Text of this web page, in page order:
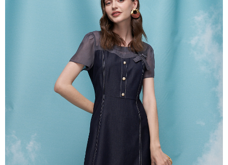
1.分期款項不併入電信帳單，「大哥付你分期」於每月結算日後寄送繳費提
2.透過簡訊連結打開帳單後，可選擇「超商條碼／台灣大直營門市／銀行轉
帳／街口支付／iPASS MONEY」等通路繳費。
1.本服務係由「台灣大哥大股份有限公司」（以下簡稱本公司）所提供，讓
用戶於交易時，得透過本服務購買商品或服務，並由商店將買賣／分期付款
買賣價金債權讓與本公司後，依約使用本公司帳單繳交帳款。
2.基於同意付款使用「大哥付你分期」之契約關係目的，商店將以您的個人
資料（包含姓名、電話或地址）提供予台灣大哥大進項蒐集、處理及利用，
由本公司與您本人進行分期帳單所需資料之確認、核對及更正。
3.完整用戶服務條款，請詳閱以下連結：
https://oppay.tw/userRule
【「AFTEE先享後付」結帳流程】
１．於結帳方式選擇「AFTEE先享後付」後，將跳轉至「AFTEE先享後付」
結帳頁面，進行簡訊認證並確認金額後，即可完成結帳。
２．訂單成立數日內，您將收到繳費通知簡訊。
３．收到繳費通知簡訊後14天內，點擊此簡訊中的連結，可透過四大超商／
ATM／網路銀行／等多元方式進行付款，方視為交易完成。
※ 請注意：結帳手續完成當下不需立刻繳費，但若您需要取消訂單，請聯絡
購買商品的店家。未經商家同意取消之訂單仍視為有效，需透過AFTEE先享
後付繳納相關費用。
※ 交易是否成功請以「AFTEE先享後付 」之結帳頁面顯示為準，若有關於
是否繳費成功／繳費後需取消欲退款等相關疑問，請聯繫「AFTEE先享後付
https://netprotections.freshdesk.com/support/home
【注意事項】
１．透過由恩沛科技股份有限公司提供之「AFTEE先享後付」服務完成之交
易，需依本服務之必要範圍內提供個人資料，並將交易相關給付款項請求債
每筆NT$120，滿NT$2,000(含以上)免運費
每筆NT$120，滿NT$2,000(含以上)免運費
每筆NT$120，滿NT$2,000(含以上)免運費